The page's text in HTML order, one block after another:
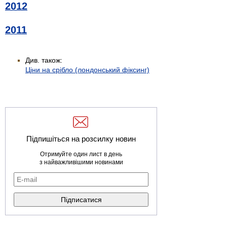
2012
2011
Див. також:
Ціни на срібло (лондонський фіксинг)
Підпишіться на розсилку новин
Отримуйте один лист в день
з найважливішими новинами